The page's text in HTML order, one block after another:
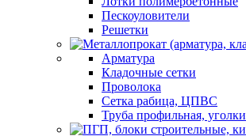
Пескоуловители
Решетки
Арматура
Кладочные сетки
Проволока
Сетка рабица, ЦПВС
Труба профильная, уголки